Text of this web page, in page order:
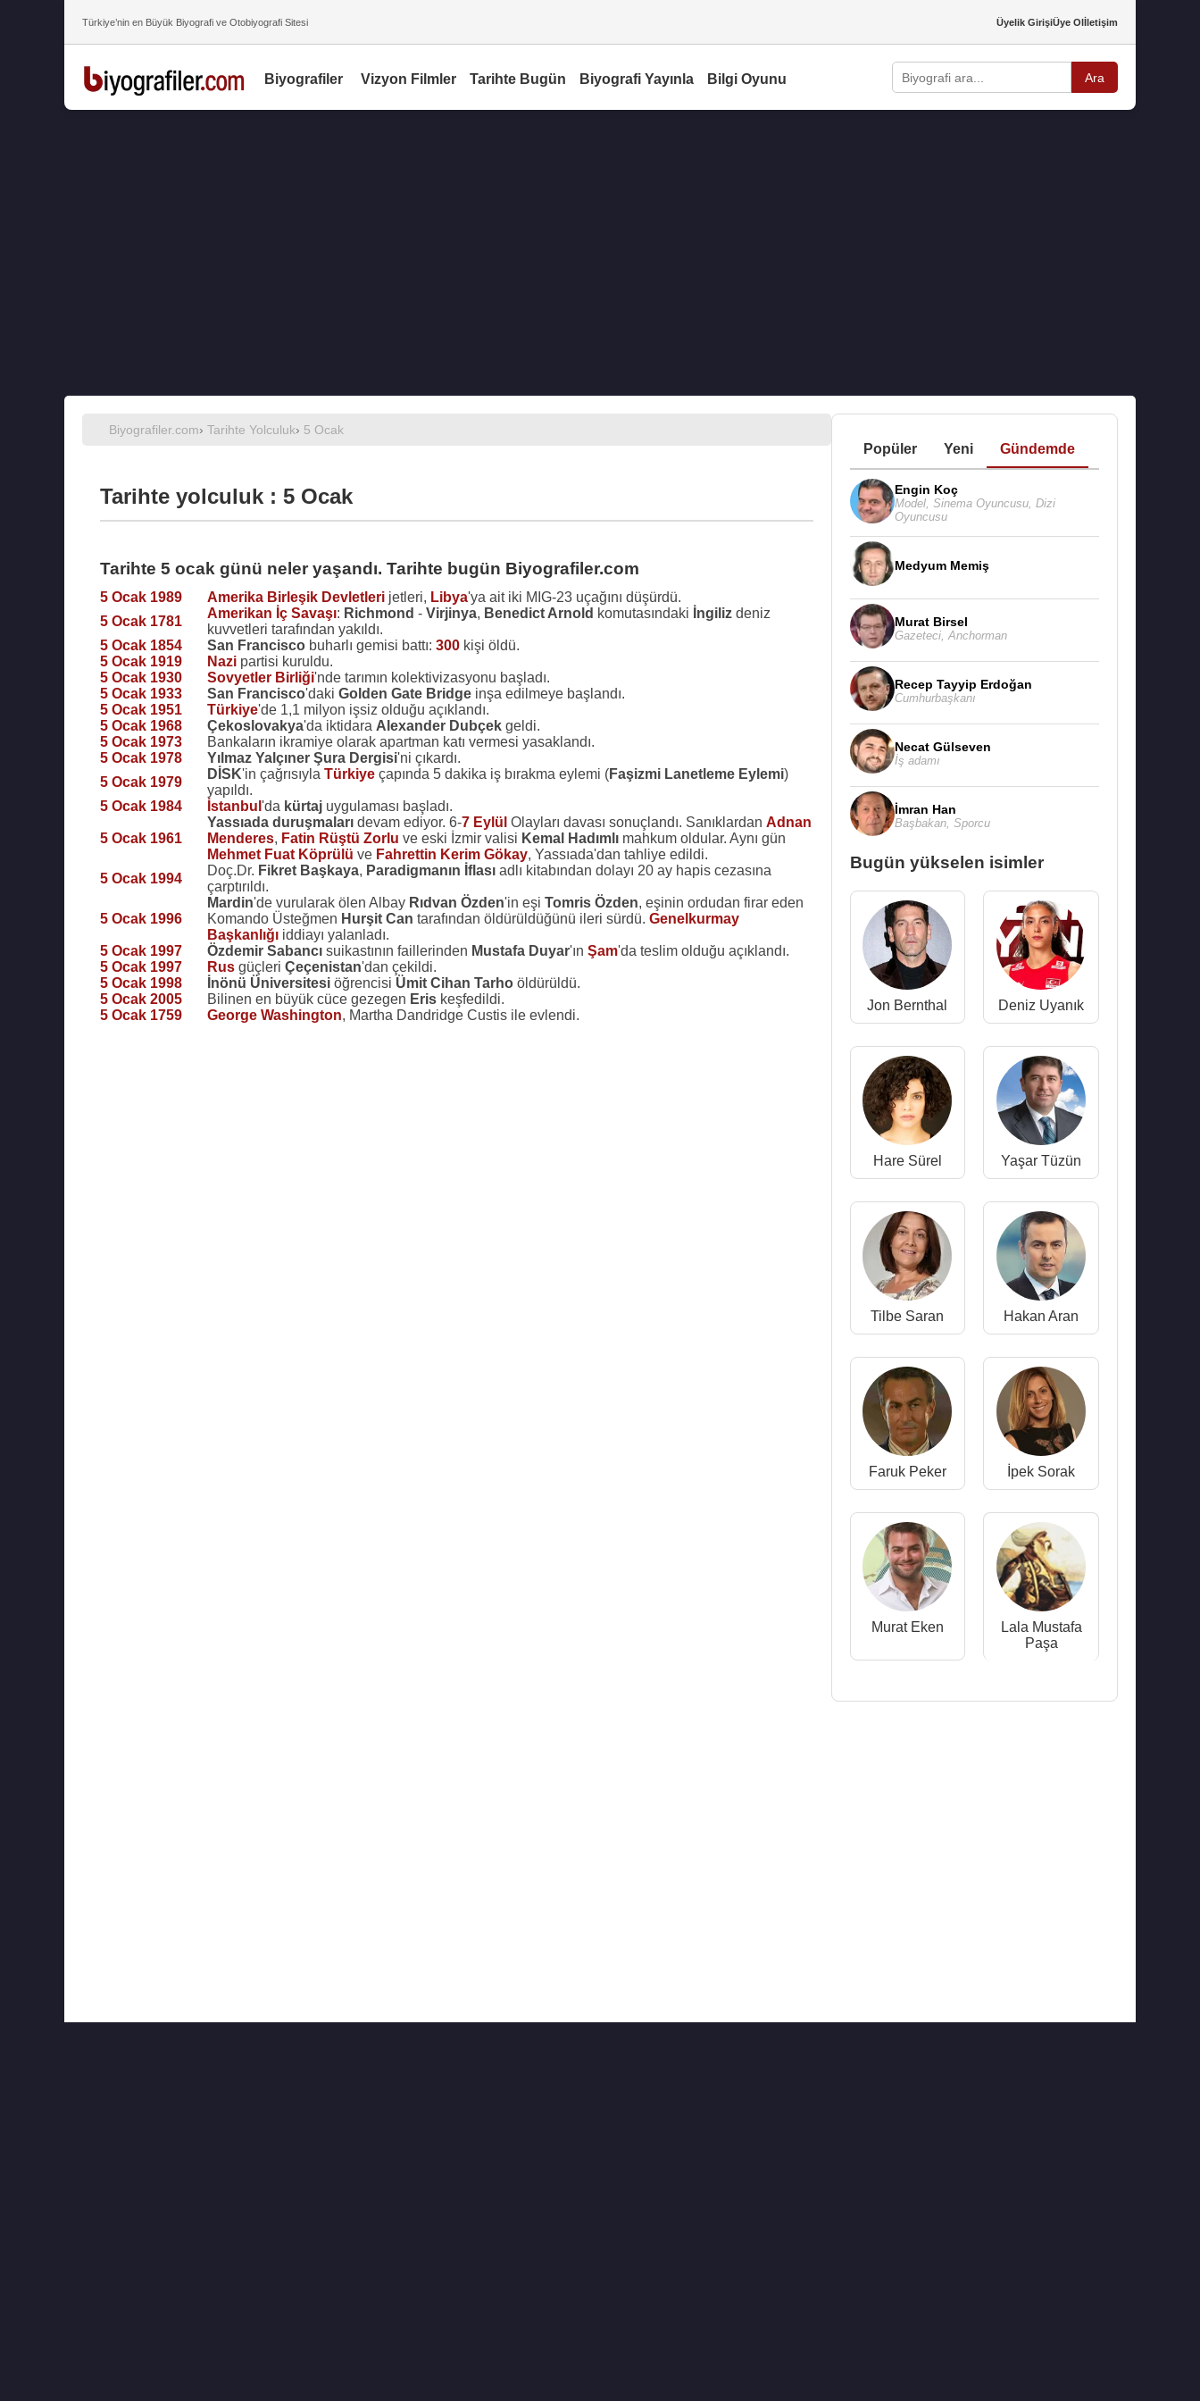
Türkiye’nin en Büyük Biyografi ve Otobiyografi Sitesi Üyelik GirişiÜye Olİletişim
Biyografiler Vizyon Filmler Tarihte Bugün Biyografi Yayınla Bilgi Oyunu Ara
Biyografiler.com› Tarihte Yolculuk› 5 Ocak
Tarihte yolculuk : 5 Ocak
Tarihte 5 ocak günü neler yaşandı. Tarihte bugün Biyografiler.com
5 Ocak 1989 Amerika Birleşik Devletlerijetleri, Libya'ya ait iki MIG-23 uçağını düşürdü.
5 Ocak 1781
Amerikan İç Savaşı: Richmond - Virjinya, Benedict Arnold komutasındaki İngilizdeniz
kuvvetleri tarafından yakıldı.
5 Ocak 1854
San Franciscobuharlı gemisi battı: 300kişi öldü.
5 Ocak 1919
Nazipartisi kuruldu.
5 Ocak 1930
Sovyetler Birliği'nde tarımın kolektivizasyonu başladı.
5 Ocak 1933
San Francisco'daki Golden Gate Bridgeinşa edilmeye başlandı.
5 Ocak 1951
Türkiye'de 1,1 milyon işsiz olduğu açıklandı.
5 Ocak 1968
Çekoslovakya'da iktidara Alexander Dubçekgeldi.
5 Ocak 1973
Bankaların ikramiye olarak apartman katı vermesi yasaklandı.
5 Ocak 1978
Yılmaz Yalçıner Şura Dergisi'ni çıkardı.
5 Ocak 1979
DİSK'in çağrısıyla Türkiyeçapında 5 dakika iş bırakma eylemi (Faşizmi Lanetleme Eylemi)
yapıldı.
5 Ocak 1984
İstanbul 'da kürtajuygulaması başladı.
5 Ocak 1961
Yassıada duruşmalarıdevam ediyor. 6-7 Eylül Olayları davası sonuçlandı. Sanıklardan Adnan
Menderes, Fatin Rüştü Zorlu ve eski İzmir valisi Kemal Hadımlımahkum oldular. Aynı gün
Mehmet Fuat Köprülü ve Fahrettin Kerim Gökay, Yassıada'dan tahliye edildi.
5 Ocak 1994
Doç.Dr. Fikret Başkaya, Paradigmanın İflasıadlı kitabından dolayı 20 ay hapis cezasına
çarptırıldı.
5 Ocak 1996
Mardin'de vurularak ölen Albay Rıdvan Özden'in eşi Tomris Özden, eşinin ordudan firar eden
Komando Üsteğmen Hurşit Can tarafından öldürüldüğünü ileri sürdü. Genelkurmay
Başkanlığıiddiayı yalanladı.
5 Ocak 1997
Özdemir Sabancısuikastının faillerinden Mustafa Duyar'ın Şam'da teslim olduğu açıklandı.
5 Ocak 1997
Rusgüçleri Çeçenistan'dan çekildi.
5 Ocak 1998
İnönü Üniversitesiöğrencisi Ümit Cihan Tarhoöldürüldü.
5 Ocak 2005
Bilinen en büyük cüce gezegen Eriskeşfedildi.
5 Ocak 1759
George Washington, Martha Dandridge Custis ile evlendi.
Popüler Yeni Gündemde
Engin Koç
Model, Sinema Oyuncusu, Dizi
Oyuncusu
Medyum Memiş
Murat Birsel
Gazeteci, Anchorman
Recep Tayyip Erdoğan
Cumhurbaşkanı
Necat Gülseven
İş adamı
İmran Han
Başbakan, Sporcu
Bugün yükselen isimler
Jon Bernthal Deniz Uyanık
Hare Sürel Yaşar Tüzün
Tilbe Saran Hakan Aran
Faruk Peker İpek Sorak
Murat Eken
Lala Mustafa
Paşa